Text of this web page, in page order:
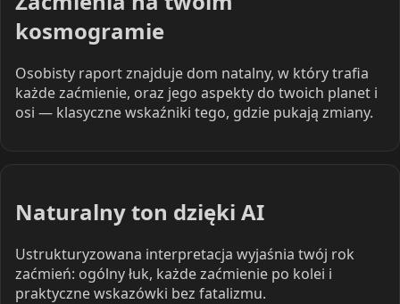
kosmogramie
Osobisty raport znajduje dom natalny, w który trafia
każde zaćmienie, oraz jego aspekty do twoich planet i
osi — klasyczne wskaźniki tego, gdzie pukają zmiany.
Naturalny ton dzięki AI
Ustrukturyzowana interpretacja wyjaśnia twój rok
zaćmień: ogólny łuk, każde zaćmienie po kolei i
praktyczne wskazówki bez fatalizmu.